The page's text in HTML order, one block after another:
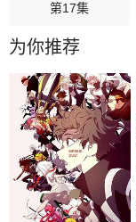
第17集
第14集
第11集
第08集
第05集
为你推荐